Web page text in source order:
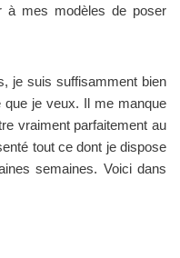
à mes modèles de poser
je suis suffisamment bien
je veux. Il me manque
vraiment parfaitement au
tout ce dont je dispose
semaines. Voici dans